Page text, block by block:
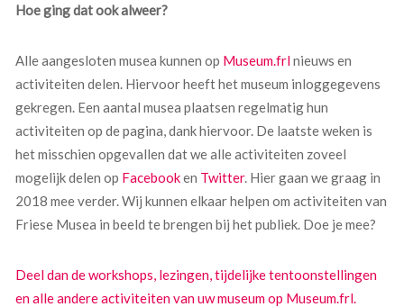
Hoe ging dat ook alweer?
Alle aangesloten musea kunnen op Museum.frlnieuws en
activiteiten delen. Hiervoor heeft het museum inloggegevens
gekregen. Een aantal musea plaatsen regelmatig hun
activiteiten op de pagina, dank hiervoor. De laatste weken is
het misschien opgevallen dat we alle activiteiten zoveel
mogelijk delen op Facebooken Twitter. Hier gaan we graag in
2018 mee verder. Wij kunnen elkaar helpen om activiteiten van
Friese Musea in beeld te brengen bij het publiek. Doe je mee?
Deel dan de workshops, lezingen, tijdelijke tentoonstellingen
en alle andere activiteiten van uw museum op Museum.frl.